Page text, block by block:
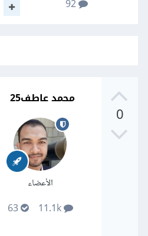
0
محمد عاطف25
الأعضاء
11.1k
63